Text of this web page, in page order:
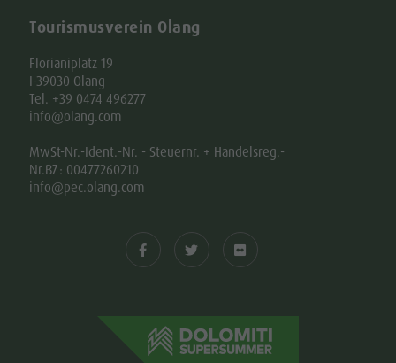
Tourismusverein Olang
Florianiplatz 19
I-39030 Olang
Tel. +39 0474 496277
info@olang.com
MwSt-Nr.-Ident.-Nr. - Steuernr. + Handelsreg.-
Nr.BZ: 00477260210
info@pec.olang.com